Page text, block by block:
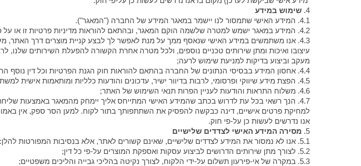
4. שימוש במידע
4.1. המידע האישי שתמסור לנו יישמר במאגר המידע של החברה ("המאגר").
4.2. המידע במאגר ישמש למטרה שלשמה הוקם המאגר, ובהתאם להוראות מדיניות פרטיות זו או על פי הוראות כל דין וכן למטרות המפורטות להלן.
4.3. אנו משתמשים במידע האישי שנאסף ממך על מנת לאפשר לך לבצע קניית מוצרים דרך האתר,
עיצובו ואיכות ומתן שירותים טכניים נוספים, ולכל מטרה אחרת הקשורה להפעלת השירותים שלנו,
מעקב וביצוע בדיקות למניעת שימוש לרעה;
4.4. אחסון המידע בבסיסי הנתונים של החברה בהתאם להוראות חוק הגנת הפרטיות וכל דין נוסף החל על שמירת מידע;
4.5. הפצת מידע שיווקי ופרסומי, לרבות בדיוור ישיר, עדכונים והודעות כלליות ומותאמות אישית למשתמשים השונים מקום בו המשתמש נתן הסכמתו לכך;
4.6. משלוח התראות והודעות לעניין הפרות תנאי השימוש של האתר;
4.7. הנך רשאי בכל עת לדרוש בכתב שהמידע האישי המתייחס אליך יימחק מהמאגר באמצעות שליחת דואר אלקטרוני בכתובת:
למחיקת פרטים אישיים, דינה כבקשה להפסיק את השתתפותך בתור לקוח. למען הסר ספק, אין
אנו נדרשים לעשות כן על-פי חוק.
5. מסירה המידע האישי לצדדים שלישיים
5.1. אנו לא נמסור את המידע לצדדים שלישיים, שאינם קשורים לאתר, אלא בנסיבות המפורטות להלן:
5.2. לצורך מתן שירותים הדרושים לביצוע עסקות ואספקת המוצרים על-פי כל דין;
5.3. במקרה של אי-פירעון תשלום על-ידי הלקוח, לצורך נקיטה בהליכי גבייה והליכים משפטיים;